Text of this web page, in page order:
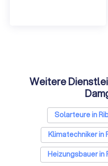
Weitere
Solarteure in
Klimatechniker in
Heizungsbauer in